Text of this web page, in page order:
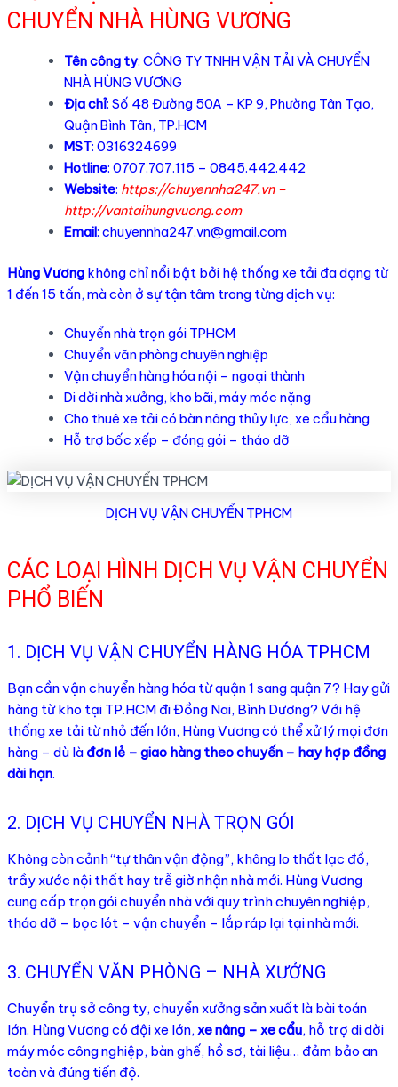
CHUYỂN NHÀ HÙNG VƯƠNG
Tên công ty: CÔNG TY TNHH VẬN TẢI VÀ CHUYỂN
NHÀ HÙNG VƯƠNG
Địa chỉ: Số 48 Đường 50A – KP 9, Phường Tân Tạo,
Quận Bình Tân, TP.HCM
MST: 0316324699
Hotline: 0707.707.115 – 0845.442.442
Website: https://chuyennha247.vn–
http://vantaihungvuong.com
Email: chuyennha247.vn@gmail.com
Hùng Vươngkhông chỉ nổi bật bởi hệ thống xe tải đa dạng từ
1 đến 15 tấn, mà còn ở sự tận tâm trong từng dịch vụ:
Chuyển nhà trọn gói TPHCM
Chuyển văn phòng chuyên nghiệp
Vận chuyển hàng hóa nội – ngoại thành
Di dời nhà xưởng, kho bãi, máy móc nặng
Cho thuê xe tải có bàn nâng thủy lực, xe cẩu hàng
Hỗ trợ bốc xếp – đóng gói – tháo dỡ
DỊCH VỤ VẬN CHUYỂN TPHCM
CÁC LOẠI HÌNH DỊCH VỤ VẬN CHUYỂN
PHỔ BIẾN
1. DỊCH VỤ VẬN CHUYỂN HÀNG HÓA TPHCM
Bạn cần vận chuyển hàng hóa từ quận 1 sang quận 7? Hay gửi
hàng từ kho tại TP.HCM đi Đồng Nai, Bình Dương? Với hệ
thống xe tải từ nhỏ đến lớn, Hùng Vương có thể xử lý mọi đơn
hàng – dù là đơn lẻ – giao hàng theo chuyến – hay hợp đồng
dài hạn.
2. DỊCH VỤ CHUYỂN NHÀ TRỌN GÓI
Không còn cảnh “tự thân vận động”, không lo thất lạc đồ,
trầy xước nội thất hay trễ giờ nhận nhà mới. Hùng Vương
cung cấp trọn gói chuyển nhà với quy trình chuyên nghiệp,
tháo dỡ – bọc lót – vận chuyển – lắp ráp lại tại nhà mới.
3. CHUYỂN VĂN PHÒNG – NHÀ XƯỞNG
Chuyển trụ sở công ty, chuyển xưởng sản xuất là bài toán
lớn. Hùng Vương có đội xe lớn, xe nâng – xe cẩu, hỗ trợ di dời
máy móc công nghiệp, bàn ghế, hồ sơ, tài liệu… đảm bảo an
toàn và đúng tiến độ.